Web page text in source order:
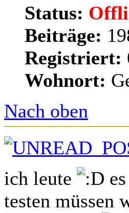
Status:
Beiträge:
Registriert:
Wohnort:
Nach oben
ich leute
testen müssen